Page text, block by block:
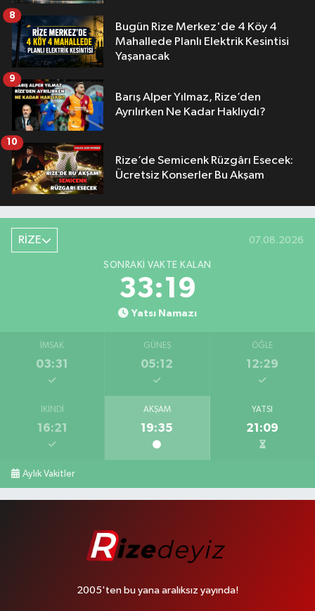
Bugün Rize Merkez'de 4 Köy 4
Mahallede Planlı Elektrik Kesintisi
Yaşanacak
8
Barış Alper Yılmaz, Rize’den
Ayrılırken Ne Kadar Haklıydı?
9
Rize’de Semicenk Rüzgârı Esecek:
Ücretsiz Konserler Bu Akşam
10
RİZE 07.08.2026
SONRAKI VAKTE KALAN
33:19
Yatsı Namazı
İMSAK
03:31
GÜNEŞ
05:12
ÖĞLE
12:29
İKINDI
16:21
AKŞAM
19:35
YATSI
21:09
Aylık Vakitler
2005'ten bu yana aralıksız yayında!